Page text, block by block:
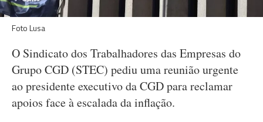
Foto Lusa
O Sindicato dos Trabalhadores das Empresas do
Grupo CGD (STEC) pediu uma reunião urgente
ao presidente executivo da CGD para reclamar
apoios face à escalada da inflação.